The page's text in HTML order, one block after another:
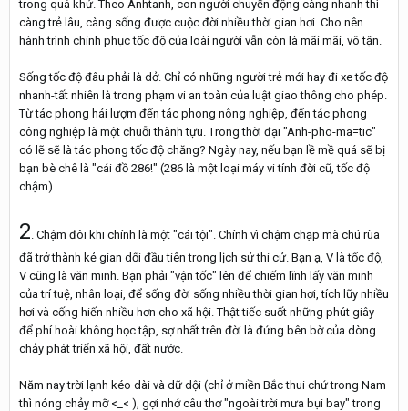
trong quá khứ. Theo Ãnhtanh, con người chuyển động càng nhanh thì
càng trẻ lâu, càng sống được cuộc đời nhiều thời gian hơi. Cho nên
hành trình chinh phục tốc độ của loài người vẫn còn là mãi mãi, vô tận.
Sống tốc độ đâu phải là dở. Chỉ có những người trẻ mới hay đi xe tốc độ
nhanh-tất nhiên là trong phạm vi an toàn của luật giao thông cho phép.
Từ tác phong hái lượm đến tác phong nông nghiệp, đến tác phong
công nghiệp là một chuỗi thành tựu. Trong thời đại "Anh-pho-ma=tic"
có lẽ sẽ là tác phong tốc độ chăng? Ngày nay, nếu bạn lề mề quá sẽ bị
bạn bè chê là "cái đồ 286!" (286 là một loại máy vi tính đời cũ, tốc độ
chậm).
2. Chậm đôi khi chính là một "cái tội". Chính vì chậm chạp mà chú rùa
đã trở thành kẻ gian dối đầu tiên trong lịch sử thi cử. Bạn ạ, V là tốc độ,
V cũng là văn minh. Bạn phải "vận tốc" lên để chiếm lĩnh lấy văn minh
của trí tuệ, nhân loại, để sống đời sống nhiều thời gian hơi, tích lũy nhiều
hơi và cống hiến nhiều hơn cho xã hội. Thật tiếc suốt những phút giây
để phí hoài không học tập, sợ nhất trên đời là đứng bên bờ của dòng
chảy phát triển xã hội, đất nước.
Năm nay trời lạnh kéo dài và dữ dội (chỉ ở miền Bắc thui chứ trong Nam
thì nóng chảy mỡ <_< ), gợi nhớ câu thơ "ngoài trời mưa bụi bay" trong